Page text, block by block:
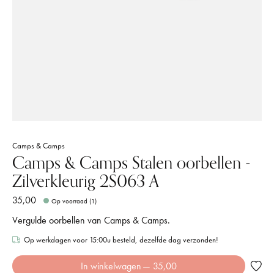
Camps & Camps
Camps & Camps Stalen oorbellen -
Zilverkleurig 2S063 A
35,00 Op voorraad (1)
Vergulde oorbellen van Camps & Camps.
Op werkdagen voor 15:00u besteld, dezelfde dag verzonden!
In winkelwagen — 35,00